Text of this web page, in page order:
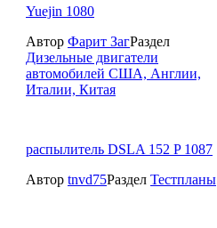
Yuejin 1080
Автор Фарит ЗагРаздел
Дизельные двигатели
автомобилей США, Англии,
Италии, Китая
распылитель DSLA 152 P 1087
Автор tnvd75Раздел Тестпланы